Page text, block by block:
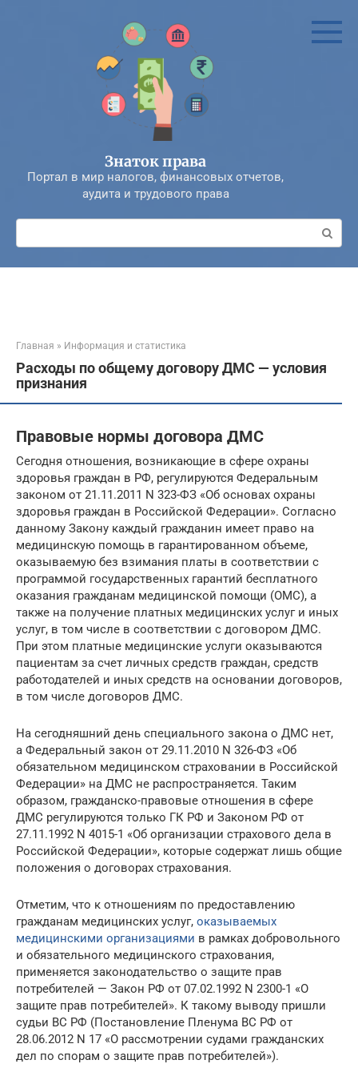
Знаток права
Портал в мир налогов, финансовых отчетов,
аудита и трудового права
Поиск:
Главная » Информация и статистика
Расходы по общему договору ДМС — условия
признания
Правовые нормы договора ДМС
Сегодня отношения, возникающие в сфере охраны
здоровья граждан в РФ, регулируются Федеральным
законом от 21.11.2011 N 323-ФЗ «Об основах охраны
здоровья граждан в Российской Федерации». Согласно
данному Закону каждый гражданин имеет право на
медицинскую помощь в гарантированном объеме,
оказываемую без взимания платы в соответствии с
программой государственных гарантий бесплатного
оказания гражданам медицинской помощи (ОМС), а
также на получение платных медицинских услуг и иных
услуг, в том числе в соответствии с договором ДМС.
При этом платные медицинские услуги оказываются
пациентам за счет личных средств граждан, средств
работодателей и иных средств на основании договоров,
в том числе договоров ДМС.
На сегодняшний день специального закона о ДМС нет,
а Федеральный закон от 29.11.2010 N 326-ФЗ «Об
обязательном медицинском страховании в Российской
Федерации» на ДМС не распространяется. Таким
образом, гражданско-правовые отношения в сфере
ДМС регулируются только ГК РФ и Законом РФ от
27.11.1992 N 4015-1 «Об организации страхового дела в
Российской Федерации», которые содержат лишь общие
положения о договорах страхования.
Отметим, что к отношениям по предоставлению
гражданам медицинских услуг, оказываемых
медицинскими организациями в рамках добровольного
и обязательного медицинского страхования,
применяется законодательство о защите прав
потребителей — Закон РФ от 07.02.1992 N 2300-1 «О
защите прав потребителей». К такому выводу пришли
судьи ВС РФ (Постановление Пленума ВС РФ от
28.06.2012 N 17 «О рассмотрении судами гражданских
дел по спорам о защите прав потребителей»).